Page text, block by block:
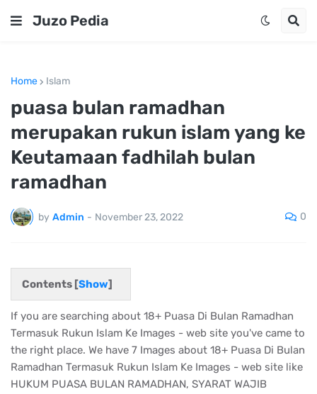
Juzo Pedia
Home Islam
puasa bulan ramadhan
merupakan rukun islam yang ke
Keutamaan fadhilah bulan
ramadhan
by Admin - November 23, 2022 0
Contents [Show]
If you are searching about 18+ Puasa Di Bulan Ramadhan
Termasuk Rukun Islam Ke Images - web site you've came to
the right place. We have 7 Images about 18+ Puasa Di Bulan
Ramadhan Termasuk Rukun Islam Ke Images - web site like
HUKUM PUASA BULAN RAMADHAN, SYARAT WAJIB